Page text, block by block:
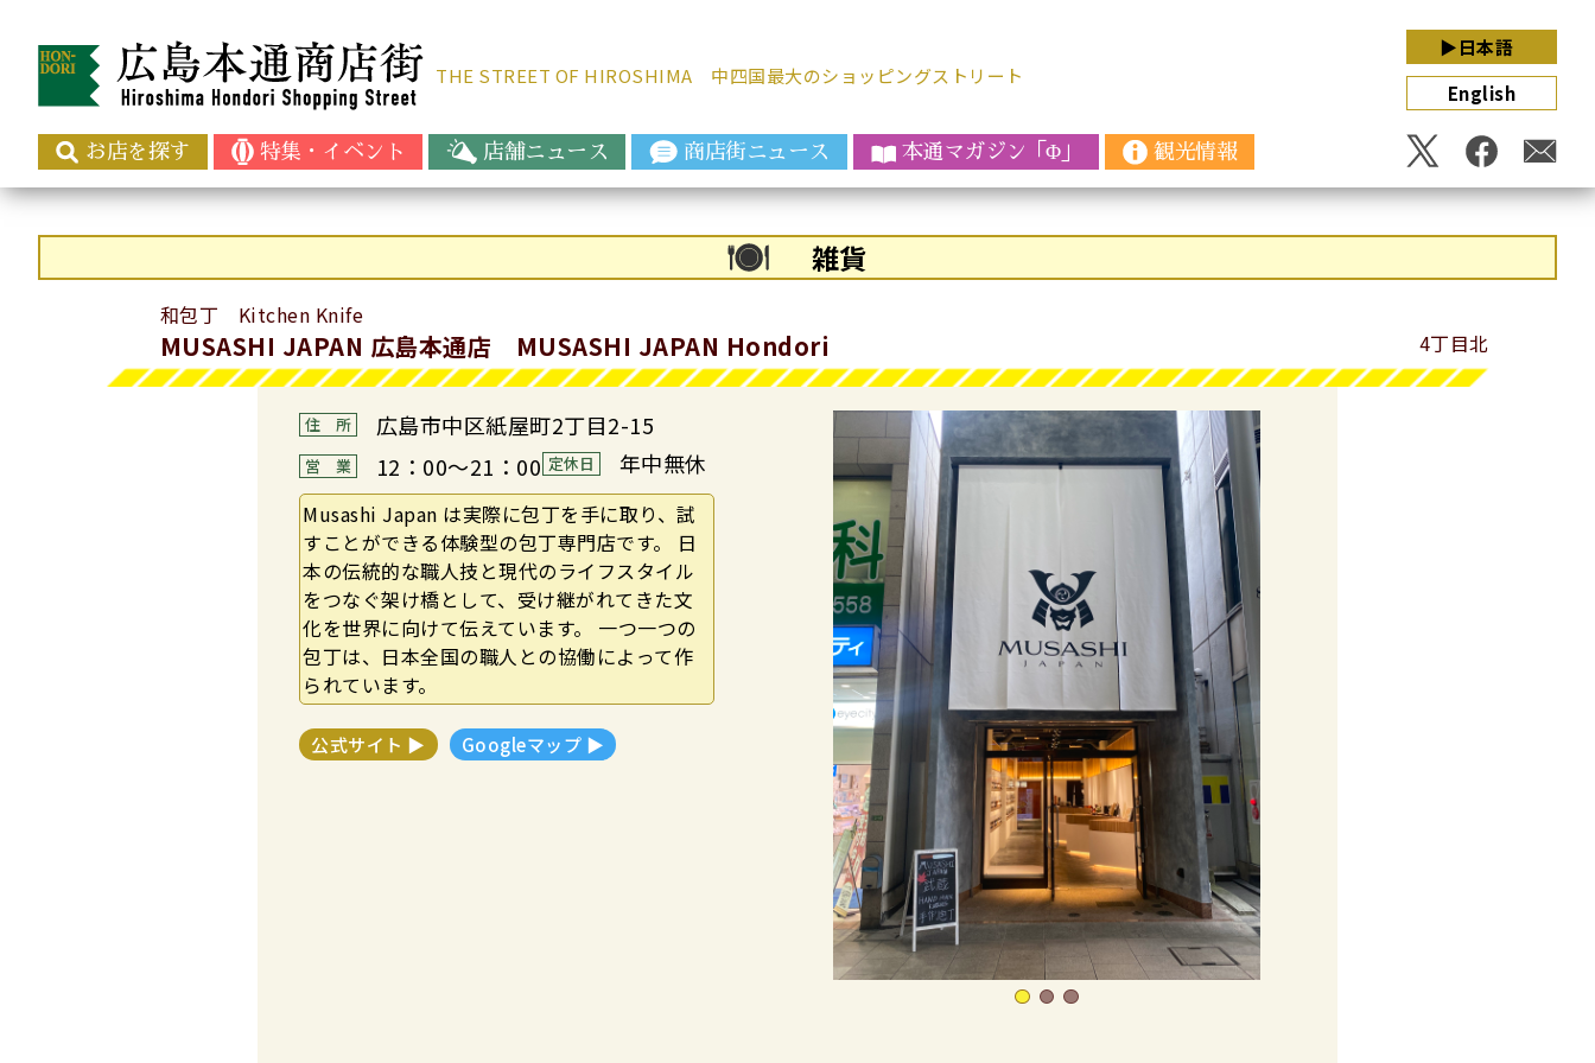
THE STREET OF HIROSHIMA 中四国最大のショッピングストリート
▶日本語
English
お店を探す 特集・イベント 店舗ニュース 商店街ニュース 本通マガジ ン「 Φ」 観光情報
雑貨
和包丁 Kitchen Knife
MUSASHI JAPAN 広島本通店 MUSASHI JAPAN Hondori 4丁目北
住　所 広島市中区紙屋町2丁目2-15
営　業 12：00～21：00 定休日 年中無休
Musashi Japan は実際に包丁を手に取り、試
すことができる体験型の包丁専門店です。 日
本の伝統的な職人技と現代のライフスタイル
をつなぐ架け橋として、受け継がれてきた文
化を世界に向けて伝えています。 一つ一つの
包丁は、日本全国の職人との協働によって作
られています。
公式サイト ▶︎ Googleマップ ▶︎